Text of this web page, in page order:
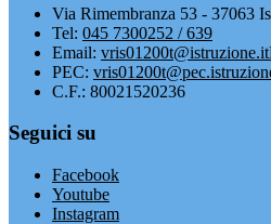
Via Rimembranza 53 - 37063
Tel: 045 7300252 / 639
Email: vris01200t@istruzione.it
PEC:
C.F.: 80021520236
Seguici su
Facebook
Youtube
Instagram